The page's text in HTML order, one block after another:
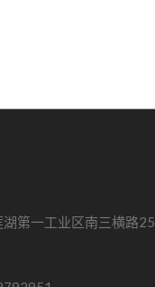
第一工业区南三横路25